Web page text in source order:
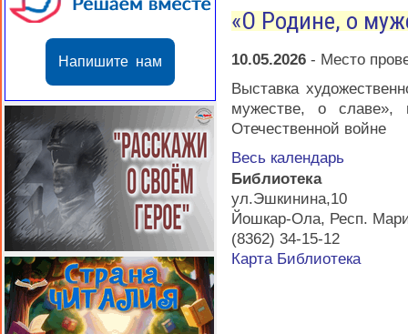
Напишите нам
«О Родине, о
10.05.2026 - Место
Выставка
мужестве, о
Отечественной войне
Весь календарь
Библиотека
ул.Эшкинина,10
Йошкар-Ола, Респ.
(8362) 34-15-12
Карта Библиотека